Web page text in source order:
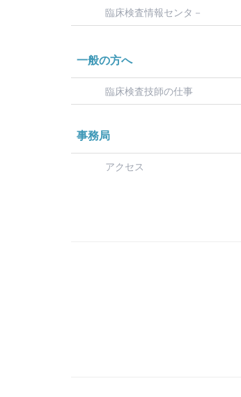
臨床検査情報センタ－
一般の方へ
臨床検査技師の仕事
事務局
アクセス